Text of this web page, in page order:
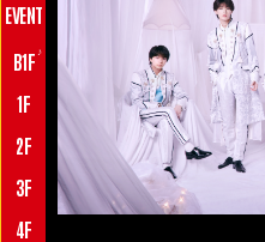
EVENT
B1F ♪
1F
2F
3F
4F